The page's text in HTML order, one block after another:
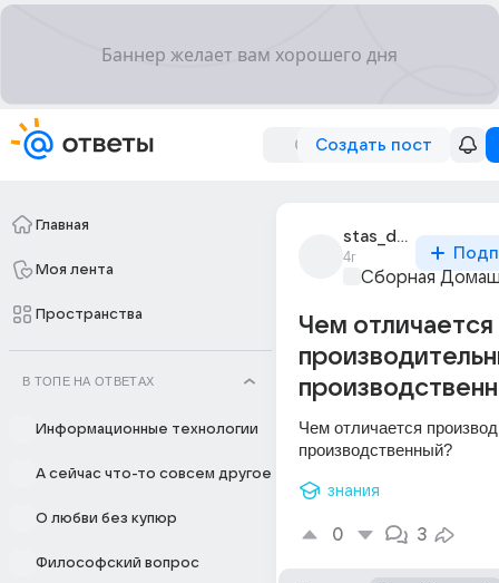
Создать пост
Главная
Моя лента
Пространства
В ТОПЕ НА ОТВЕТАХ
Информационные технологии
А сейчас что-то совсем другое
О любви без купюр
Философский вопрос
stas_deriabin_21
4г
Сборная
Чем отличается
Чем отличается
производственный?
знания
0 3